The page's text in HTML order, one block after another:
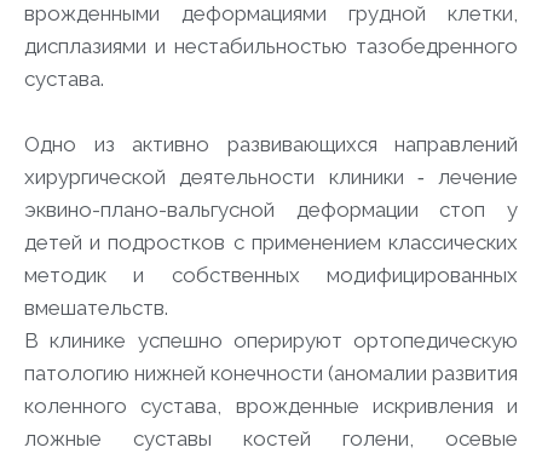
врожденными деформациями грудной клетки,
дисплазиями и нестабильностью тазобедренного
сустава.
Одно из активно развивающихся направлений
хирургической деятельности клиники ‑ лечение
эквино-плано-вальгусной деформации стоп у
детей и подростков с применением классических
методик и собственных модифицированных
вмешательств.
В клинике успешно оперируют ортопедическую
патологию нижней конечности (аномалии развития
коленного сустава, врожденные искривления и
ложные суставы костей голени, осевые